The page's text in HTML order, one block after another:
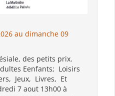
au dimanche 09
des petits prix.
Eenfants; Loisirs
Jeux, Livres, Et
7 aout 13h00 à